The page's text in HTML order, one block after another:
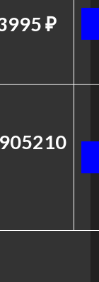
₽